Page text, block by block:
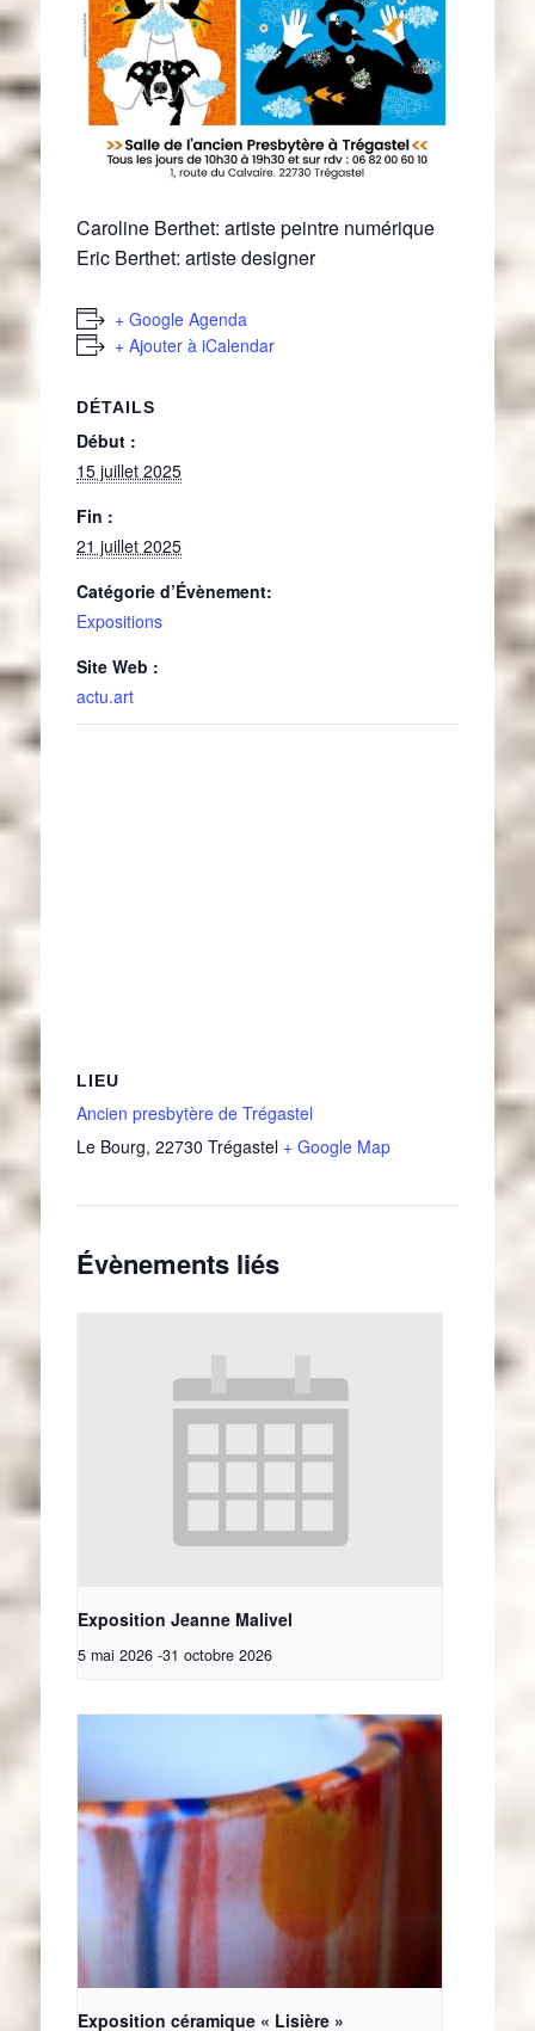
Caroline Berthet: artiste peintre numérique
Eric Berthet: artiste designer
+ Google Agenda
+ Ajouter à iCalendar
DÉTAILS
Début :
15 juillet 2025
Fin :
21 juillet 2025
Catégorie d’Évènement:
Expositions
Site Web :
actu.art
LIEU
Ancien presbytère de Trégastel
Le Bourg, 22730 Trégastel + Google Map
Évènements liés
Exposition Jeanne Malivel
5 mai 2026 -31 octobre 2026
Exposition céramique « Lisière »